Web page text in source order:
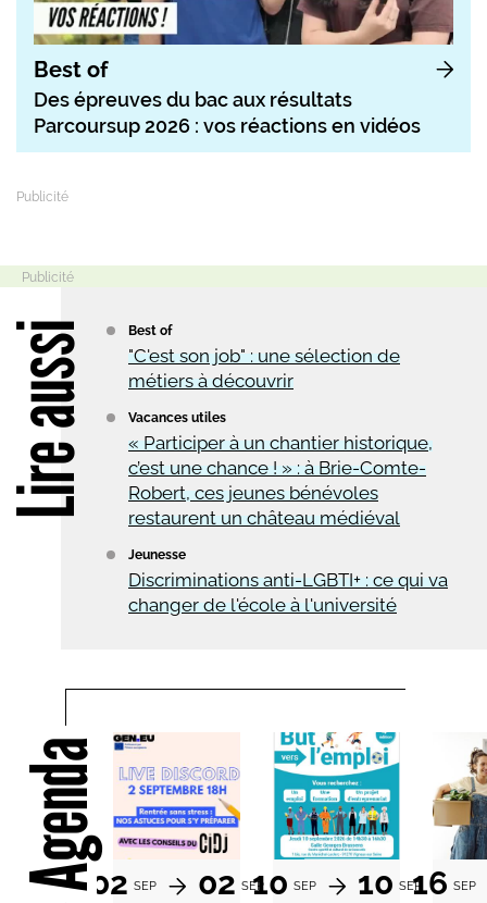
Best of
Des épreuves du bac aux résultats
Parcoursup 2026 : vos réactions en vidéos
Best of
"C'est son job" : une sélection de
métiers à découvrir
Vacances utiles
« Participer à un chantier historique,
c’est une chance ! » : à Brie-Comte-
Robert, ces jeunes bénévoles
restaurent un château médiéval
Jeunesse
Discriminations anti-LGBTI+ : ce qui va
changer de l'école à l'université
Agenda02 SEP 02 SEP10 SEP 10 SEP16 SEP